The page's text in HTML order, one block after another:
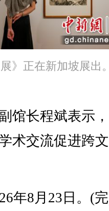
》正在新加坡展出
长程斌表示
术交流促进跨
8月23日。(